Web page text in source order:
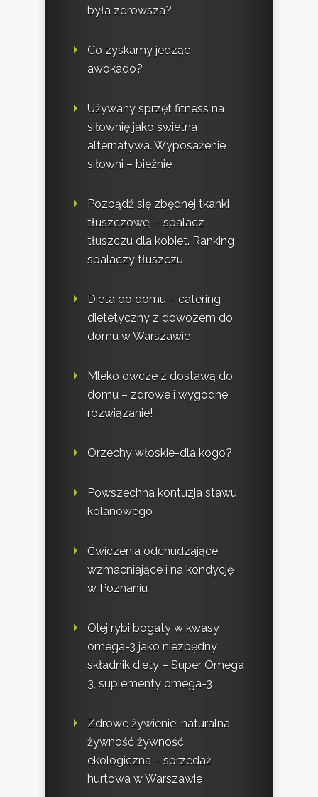
była zdrowsza?
Co zyskamy jedząc
awokado?
Używany sprzęt fitness na
siłownię jako świetna
alternatywa. Wyposażenie
siłowni – bieżnie
Pozbądź się zbędnej tkanki
tłuszczowej – spalacz
tłuszczu dla kobiet. Ranking
spalaczy tłuszczu
Dieta do domu – catering
dietetyczny z dowozem do
domu w Warszawie
Mleko owcze z dostawą do
domu – zdrowe i wygodne
rozwiązanie!
Orzechy włoskie-dla kogo?
Powszechna kontuzja stawu
kolanowego
Ćwiczenia odchudzające,
wzmacniające i na kondycję
w Poznaniu
Olej rybi bogaty w kwasy
omega-3 jako niezbędny
składnik diety – Super Omega
3, suplementy omega-3
Zdrowe żywienie: naturalna
żywność żywność
ekologiczna – sprzedaż
hurtowa w Warszawie